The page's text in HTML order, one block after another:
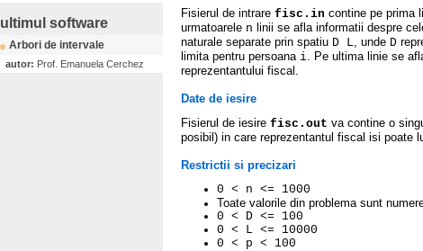
ultimul software
Arbori de intervale
autor: Prof. Emanuela Cerchez
Fisierul de intrare fisc.in contine pe prima
urmatoarele n linii se afla informatii despre
naturale separate prin spatiu D L, unde D
limita pentru persoana i. Pe ultima linie se
reprezentantului fiscal.
Date de iesire
Fisierul de iesire fisc.out va contine o
posibil) in care reprezentantul fiscal isi poate
Restrictii si precizari
0 < n <= 1000
Toate valorile din problema sunt
0 < D <= 100
0 < L <= 10000
0 < p < 100